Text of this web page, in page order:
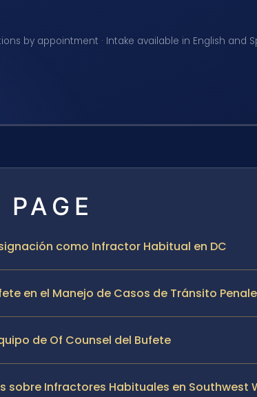
by appointment · Intake available in English and
como Infractor Habitual en DC
en el Manejo de Casos de Tránsito
de Of Counsel del Bufete
sobre Infractores Habituales en Southwest